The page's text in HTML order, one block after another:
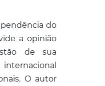
do
a opinião
de sua
O autor